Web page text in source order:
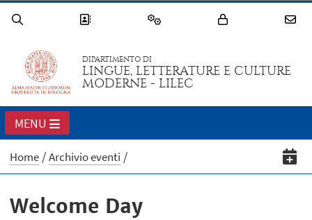
DIPARTIMENTO DI
LINGUE, LETTERATURE E CULTURE
MODERNE - LILEC
MENU
Home Archivio eventi
Welcome Day